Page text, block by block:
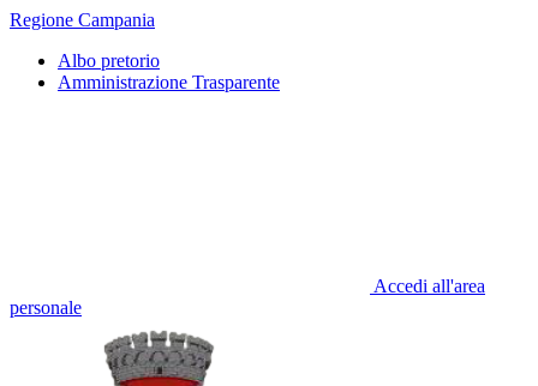
Regione Campania
Albo pretorio
Amministrazione Trasparente
Accedi all'area
personale